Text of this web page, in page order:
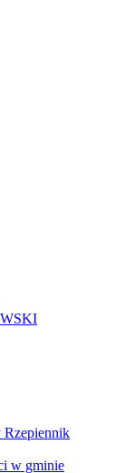
Rzepiennik
w gminie